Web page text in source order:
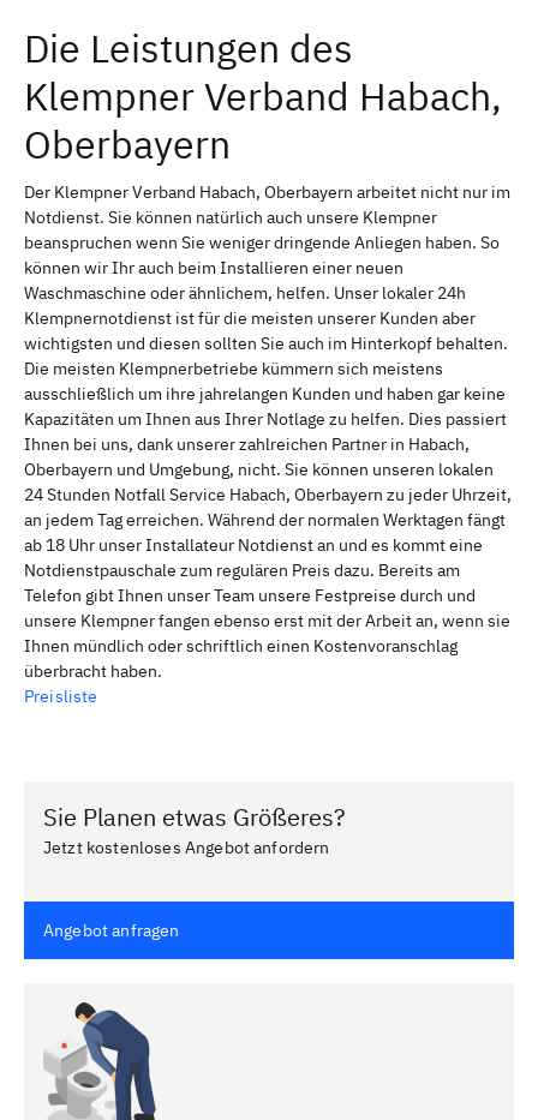
Die Leistungen des
Klempner Verband Habach,
Oberbayern
Der Klempner Verband Habach, Oberbayern arbeitet nicht nur im
Notdienst. Sie können natürlich auch unsere Klempner
beanspruchen wenn Sie weniger dringende Anliegen haben. So
können wir Ihr auch beim Installieren einer neuen
Waschmaschine oder ähnlichem, helfen. Unser lokaler 24h
Klempnernotdienst ist für die meisten unserer Kunden aber
wichtigsten und diesen sollten Sie auch im Hinterkopf behalten.
Die meisten Klempnerbetriebe kümmern sich meistens
ausschließlich um ihre jahrelangen Kunden und haben gar keine
Kapazitäten um Ihnen aus Ihrer Notlage zu helfen. Dies passiert
Ihnen bei uns, dank unserer zahlreichen Partner in Habach,
Oberbayern und Umgebung, nicht. Sie können unseren lokalen
24 Stunden Notfall Service Habach, Oberbayern zu jeder Uhrzeit,
an jedem Tag erreichen. Während der normalen Werktagen fängt
ab 18 Uhr unser Installateur Notdienst an und es kommt eine
Notdienstpauschale zum regulären Preis dazu. Bereits am
Telefon gibt Ihnen unser Team unsere Festpreise durch und
unsere Klempner fangen ebenso erst mit der Arbeit an, wenn sie
Ihnen mündlich oder schriftlich einen Kostenvoranschlag
überbracht haben.
Preisliste
Sie Planen etwas Größeres?
Jetzt kostenloses Angebot anfordern
Angebot anfragen